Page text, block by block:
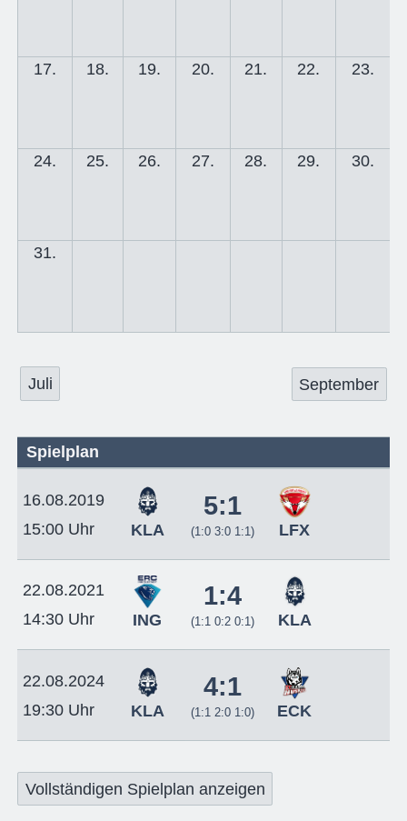
17. 18. 19. 20. 21. 22. 23.
24. 25. 26. 27. 28. 29. 30.
31.
Juli September
Spielplan
16.08.2019
15:00 Uhr
KLA
5:1
(1:0 3:0 1:1) LFX
22.08.2021
14:30 Uhr
ING
1:4
(1:1 0:2 0:1) KLA
22.08.2024
19:30 Uhr
KLA
4:1
(1:1 2:0 1:0) ECK
Vollständigen Spielplan anzeigen